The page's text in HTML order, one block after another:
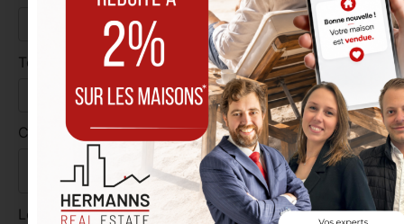
Téléphone *
CV *
Letter de motivation *